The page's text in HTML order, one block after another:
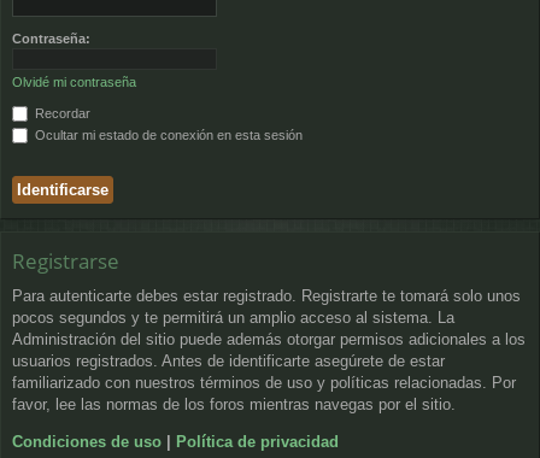
d
Contraseña:
Olvidé mi contraseña
Recordar
Ocultar mi estado de conexión en esta sesión
Registrarse
Para autenticarte debes estar registrado. Registrarte te tomará solo unos
pocos segundos y te permitirá un amplio acceso al sistema. La
Administración del sitio puede además otorgar permisos adicionales a los
usuarios registrados. Antes de identificarte asegúrete de estar
familiarizado con nuestros términos de uso y políticas relacionadas. Por
favor, lee las normas de los foros mientras navegas por el sitio.
Condiciones de uso | Política de privacidad